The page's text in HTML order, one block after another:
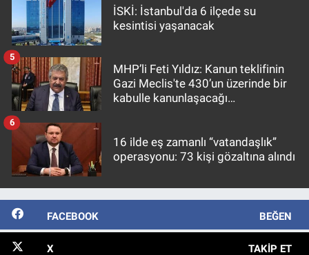
İSKİ: İstanbul'da 6 ilçede su
kesintisi yaşanacak
MHP’li Feti Yıldız: Kanun teklifinin
Gazi Meclis'te 430’un üzerinde bir
kabulle kanunlaşacağı
5
16 ilde eş zamanlı “vatandaşlık”
operasyonu: 73 kişi gözaltına alındı
6
FACEBOOK BEĞEN
X TAKIP ET